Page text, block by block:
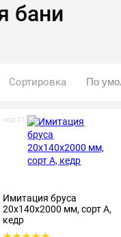
бани
Сортировка
код: 315001
Имитация бруса
20х140х2000 мм, сорт А,
кедр